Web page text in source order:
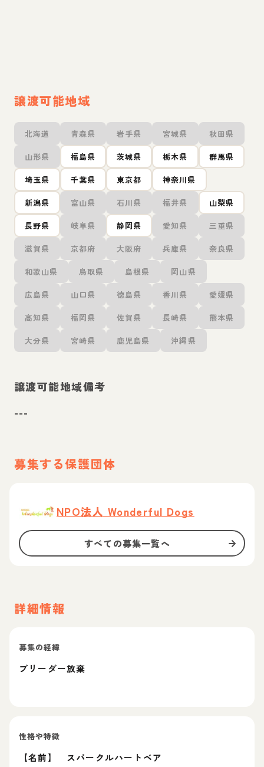
譲渡可能地域
北海道 青森県 岩手県 宮城県 秋田県
山形県 福島県 茨城県 栃木県 群馬県
埼玉県 千葉県 東京都 神奈川県
新潟県 富山県 石川県 福井県 山梨県
長野県 岐阜県 静岡県 愛知県 三重県
滋賀県 京都府 大阪府 兵庫県 奈良県
和歌山県 鳥取県 島根県 岡山県
広島県 山口県 徳島県 香川県 愛媛県
高知県 福岡県 佐賀県 長崎県 熊本県
大分県 宮崎県 鹿児島県 沖縄県
譲渡可能地域備考
---
募集する保護団体
NPO法人 Wonderful Dogs
すべての募集一覧へ
詳細情報
募集の経緯
ブリーダー放棄
性格や特徴
【名前】 スパークルハートベア